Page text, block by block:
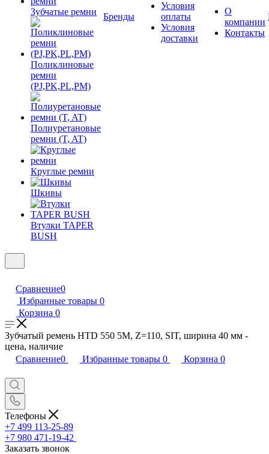
Зубчатые ремни
Поликлиновые
ремни
(PJ,PK,PL,PM)
Полиуретановые
ремни (T, AT)
Круглые ремни
Шкивы
Втулки TAPER
BUSH
Бренды
Условия
оплаты
Условия
доставки
О
компании
Контакты
Сравнение0
Избранные товары 0
Корзина 0
Зубчатый ремень HTD 550 5M, Z=110, SIT, ширина 40 мм -
цена, наличие
Сравнение0 Избранные товары 0 Корзина 0
Телефоны
+7 499 113-25-89
+7 980 471-19-42
Заказать звонок